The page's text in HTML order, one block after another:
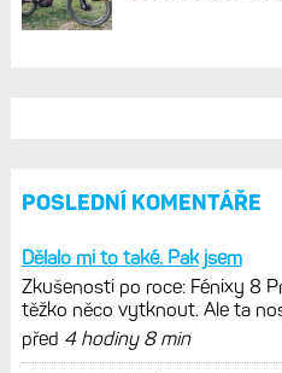
POSLEDNÍ KOMENTÁŘE
Dělalo mi to také. Pak jsem
Zkušenosti po roce: Fénixy 8
těžko něco vytknout. Ale ta
před 4 hodiny 8 min